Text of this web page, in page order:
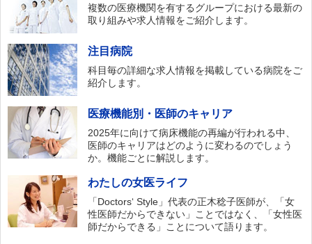
複数の医療機関を有するグループにおける最新の
取り組みや求人情報をご紹介します。
注目病院
科目毎の詳細な求人情報を掲載している病院をご
紹介します。
医療機能別・医師のキャリア
2025年に向けて病床機能の再編が行われる中、
医師のキャリアはどのように変わるのでしょう
か。機能ごとに解説します。
わたしの女医ライフ
「Doctors‘ Style」代表の正木稔子医師が、「女
性医師だからできない」ことではなく、「女性医
師だからできる」ことについて語ります。